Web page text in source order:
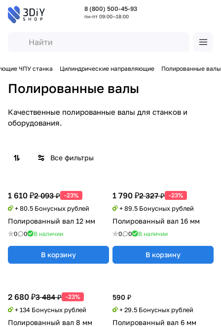
8 (800) 500-45-93
пн-пт 09:00—18:00
ЧПУ станка Цилиндрические направляющие Полированные валы
Полированные валы
Качественные полированные валы для станков и
оборудования.
Все фильтры
1 610 ₽2 093 ₽ -23%
+ 80.5 Бонусных рублей
Полированный вал 12 мм
0 0 В наличии
В корзину
1 790 ₽2 327 ₽ -23%
+ 89.5 Бонусных рублей
Полированный вал 16 мм
0 0 В наличии
В корзину
2 680 ₽3 484 ₽ -23%
+ 134 Бонусных рублей
Полированный вал 8 мм
590 ₽
+ 29.5 Бонусных рублей
Полированный вал 6 мм